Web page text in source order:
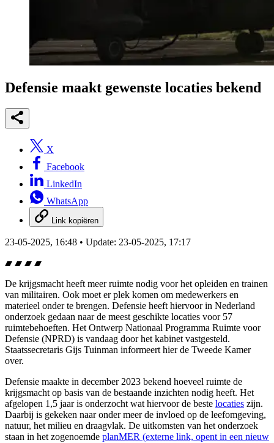
Defensie maakt gewenste locaties bekend
X
Facebook
LinkedIn
WhatsApp
Link kopiëren
23-05-2025, 16:48 • Update: 23-05-2025, 17:17
De krijgsmacht heeft meer ruimte nodig voor het opleiden en trainen
van militairen. Ook moet er plek komen om medewerkers en
materieel onder te brengen. Defensie heeft hiervoor in Nederland
onderzoek gedaan naar de meest geschikte locaties voor 57
ruimtebehoeften. Het Ontwerp Nationaal Programma Ruimte voor
Defensie (NPRD) is vandaag door het kabinet vastgesteld.
Staatssecretaris Gijs Tuinman informeert hier de Tweede Kamer
over.
Defensie maakte in december 2023 bekend hoeveel ruimte de
krijgsmacht op basis van de bestaande inzichten nodig heeft. Het
afgelopen 1,5 jaar is onderzocht wat hiervoor de beste locaties zijn.
Daarbij is gekeken naar onder meer de invloed op de leefomgeving,
natuur, het milieu en draagvlak. De uitkomsten van het onderzoek
staan in het zogenoemde planMER (externe link, opent in een nieuw